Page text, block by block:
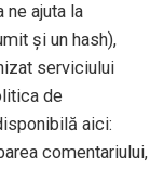
ne ajuta la
și un hash),
serviciului
de
aici:
comentariului,